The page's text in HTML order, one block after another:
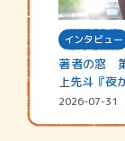
インタビュー
著者の窓
上先斗『夜
い』
2026-07-31